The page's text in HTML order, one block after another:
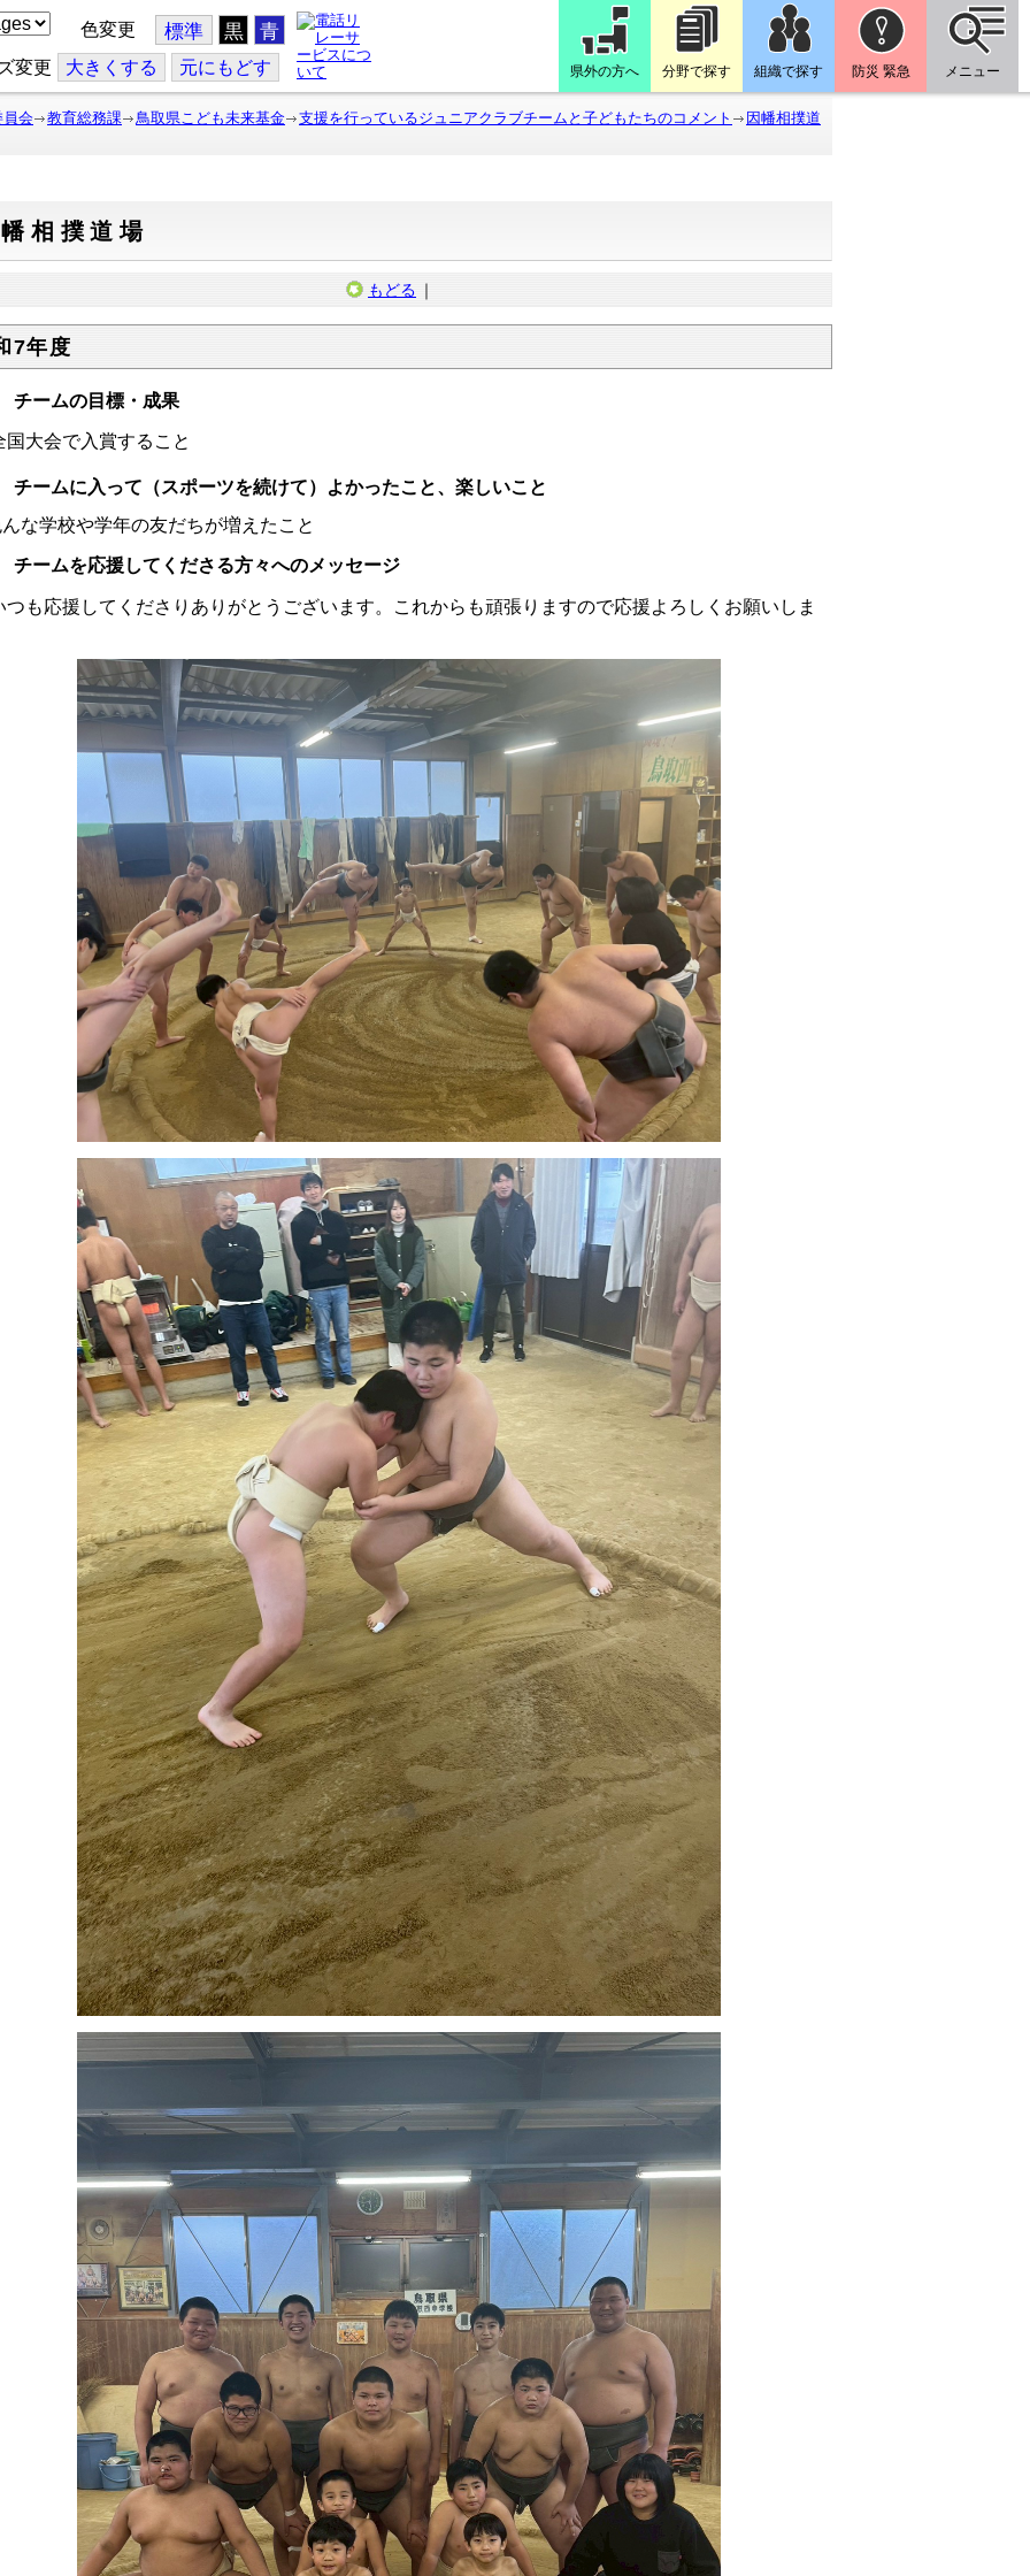
色変更 標準 黒 青
変更 大きくする 元にもどす 県外の方へ 分野で探す 組織で探す 防災 緊急 メニュー
員会 教育総務課 鳥取県こども未来基金 支援を行っているジュニアクラブチームと子どもたちのコメント
因幡相撲道
相撲道場
もどる ｜
7年度
チームの目標・成果
大会で入賞すること
チームに入って（スポーツを続けて）よかったこと、楽しいこと
な学校や学年の友だちが増えたこと
チームを応援してくださる方々へのメッセージ
も応援してくださりありがとうございます。これからも頑張りますので応援よろしくお願いしま